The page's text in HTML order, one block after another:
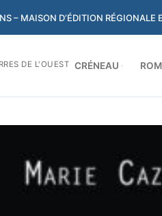
– MAISON D’ÉDITION
DE L'OUEST CRÉNEAU